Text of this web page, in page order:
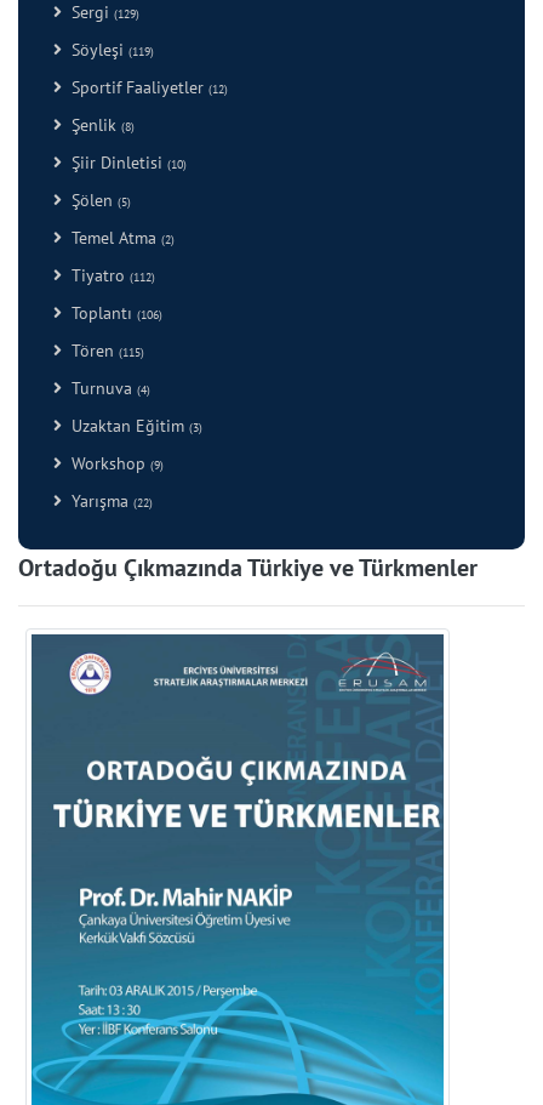
Sergi (129)
Söyleşi (119)
Sportif Faaliyetler (12)
Şenlik (8)
Şiir Dinletisi (10)
Şölen (5)
Temel Atma (2)
Tiyatro (112)
Toplantı (106)
Tören (115)
Turnuva (4)
Uzaktan Eğitim (3)
Workshop (9)
Yarışma (22)
Ortadoğu Çıkmazında Türkiye ve Türkmenler